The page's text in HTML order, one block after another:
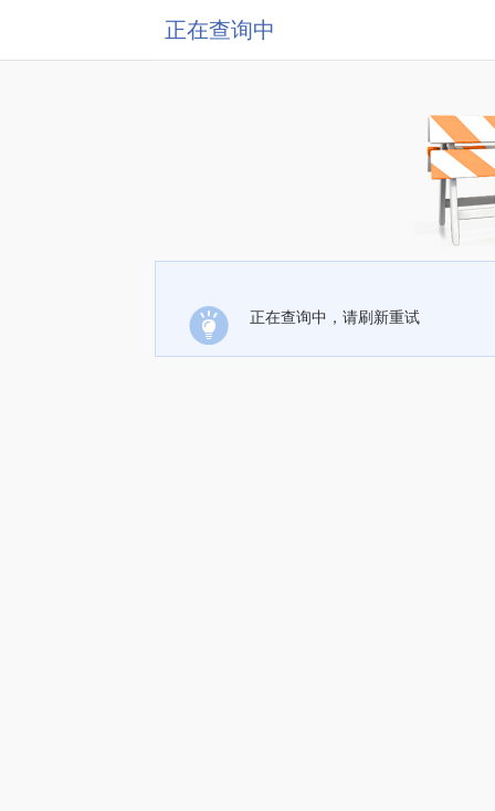
正在查询中
正在查询中，请刷新重试